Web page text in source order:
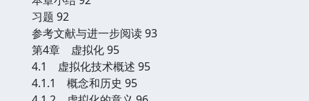
习题 92
参考文献与进一步阅读 93
第4章 虚拟化 95
4.1 虚拟化技术概述 95
4.1.1 概念和历史 95